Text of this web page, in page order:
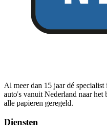
Al meer dan 15 jaar dé
auto's vanuit Nederland naar
alle papieren geregeld.
Diensten